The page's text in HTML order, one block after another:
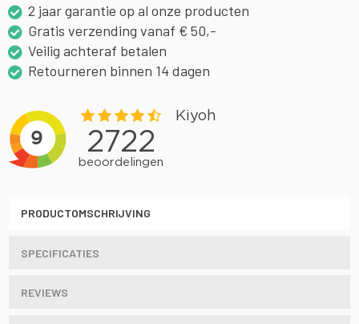
2 jaar garantie op al onze producten
Gratis verzending vanaf € 50,-
Veilig achteraf betalen
Retourneren binnen 14 dagen
PRODUCTOMSCHRIJVING
SPECIFICATIES
REVIEWS